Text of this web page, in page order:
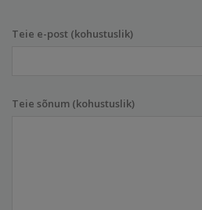
Teie e-post (kohustuslik)
Teie sõnum (kohustuslik)